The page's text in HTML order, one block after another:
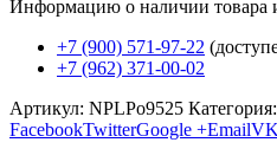
Информацию о наличии товара
+7 (900) 571-97-22
+7 (962) 371-00-02
Артикул: NPLPo9525 Категория:
FacebookTwitterGoogle +EmailVK